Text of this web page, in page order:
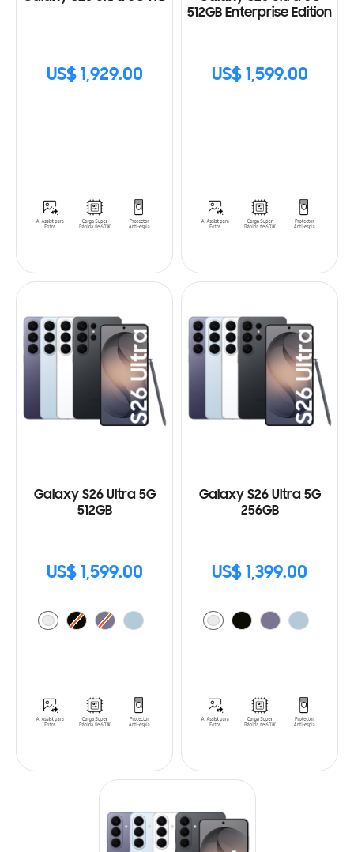
US$ 1,929.00
512GB Enterprise Edition
US$ 1,599.00
Galaxy S26 Ultra 5G
512GB
US$ 1,599.00
Galaxy S26 Ultra 5G
256GB
US$ 1,399.00